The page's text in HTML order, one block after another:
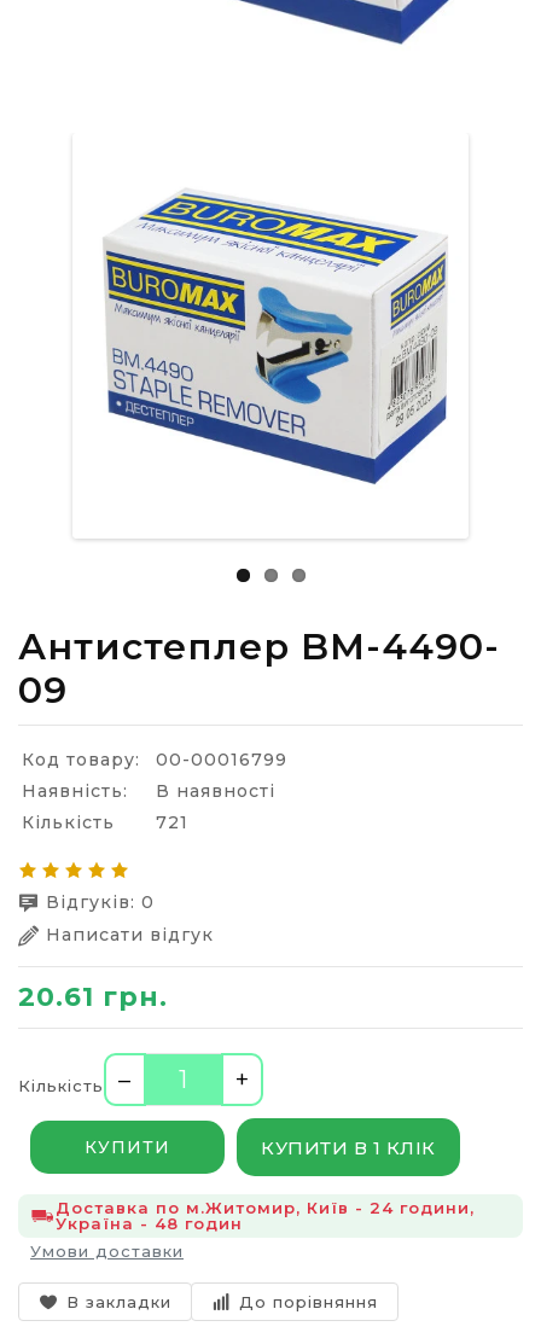
Антистеплер BM-4490-
09
Код товару:
00-00016799
Наявність:
В наявності
Кількість
721
Відгуків: 0
Написати відгук
20.61 грн.
Кількість – +
КУПИТИ КУПИТИ В 1 КЛІК
Доставка по м.Житомир, Київ - 24 години,
Україна - 48 годин
Умови доставки
В закладки До порівняння